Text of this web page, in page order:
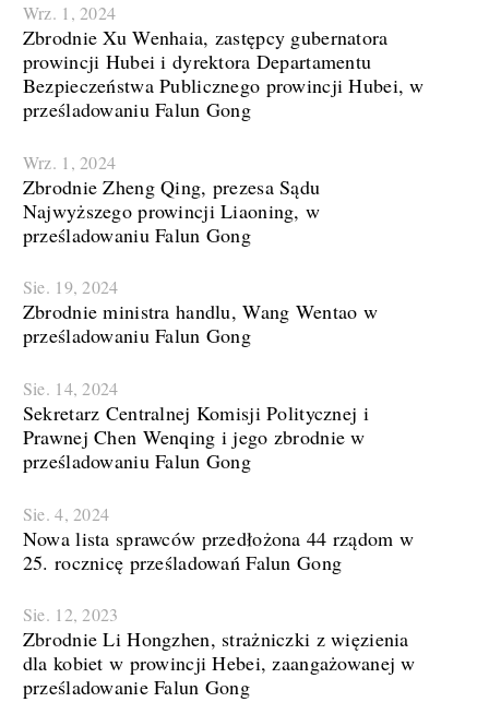
Wrz. 1, 2024
Zbrodnie Xu Wenhaia, zastępcy gubernatora
prowincji Hubei i dyrektora Departamentu
Bezpieczeństwa Publicznego prowincji Hubei, w
prześladowaniu Falun Gong
Wrz. 1, 2024
Zbrodnie Zheng Qing, prezesa Sądu
Najwyższego prowincji Liaoning, w
prześladowaniu Falun Gong
Sie. 19, 2024
Zbrodnie ministra handlu, Wang Wentao w
prześladowaniu Falun Gong
Sie. 14, 2024
Sekretarz Centralnej Komisji Politycznej i
Prawnej Chen Wenqing i jego zbrodnie w
prześladowaniu Falun Gong
Sie. 4, 2024
Nowa lista sprawców przedłożona 44 rządom w
25. rocznicę prześladowań Falun Gong
Sie. 12, 2023
Zbrodnie Li Hongzhen, strażniczki z więzienia
dla kobiet w prowincji Hebei, zaangażowanej w
prześladowanie Falun Gong